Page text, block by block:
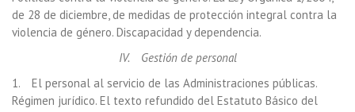
de 28 de diciembre, de medidas de protección integral contra la
violencia de género. Discapacidad y dependencia.
IV. Gestión de personal
1. El personal al servicio de las Administraciones públicas.
Régimen jurídico. El texto refundido del Estatuto Básico del